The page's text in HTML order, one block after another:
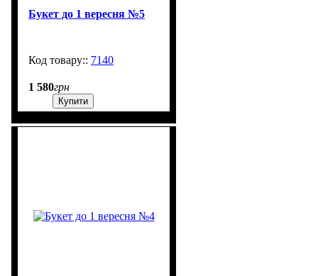
Букет до 1 вересня №5
7140
1 580грн
Купити